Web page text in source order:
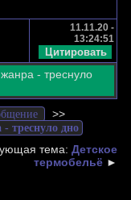
11.11.20 -
13:24:51
- треснуло
>>
треснуло дно
тема: Детское
термобельё►